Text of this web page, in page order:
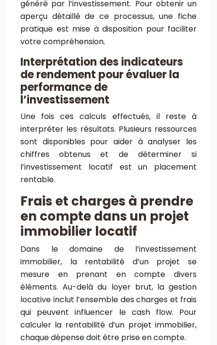
généré par l’investissement. Pour obtenir un
aperçu détaillé de ce processus, une fiche
pratique est mise à disposition pour faciliter
votre compréhension.
Interprétation des indicateurs
de rendement pour évaluer la
performance de
l’investissement
Une fois ces calculs effectués, il reste à
interpréter les résultats. Plusieurs ressources
sont disponibles pour aider à analyser les
chiffres obtenus et de déterminer si
l’investissement locatif est un placement
rentable.
Frais et charges à prendre
en compte dans un projet
immobilier locatif
Dans le domaine de l’investissement
immobilier, la rentabilité d’un projet se
mesure en prenant en compte divers
éléments. Au-delà du loyer brut, la gestion
locative inclut l’ensemble des charges et frais
qui peuvent influencer le cash flow. Pour
calculer la rentabilité d’un projet immobilier,
chaque dépense doit être prise en compte.